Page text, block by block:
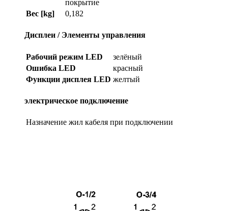
покрытие
Вес [kg]
0,182
Дисплеи / Элементы управления
Рабочий режим LED
зелёный
Ошибка LED
красный
Функции дисплея LED желтый
электрическое подключение
Назначение жил кабеля при подключении